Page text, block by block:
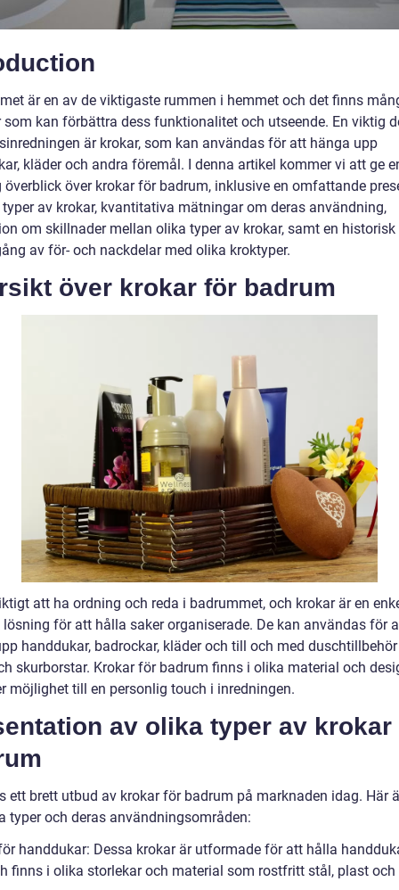
är en av de viktigaste rummen i hemmet och det finns
som kan förbättra dess funktionalitet och utseende. En viktig
är krokar, som kan användas för att hänga upp
kläder och andra föremål. I denna artikel kommer vi att ge
överblick över krokar för badrum, inklusive en omfattande
av krokar, kvantitativa mätningar om deras användning,
om skillnader mellan olika typer av krokar, samt en historisk
av för- och nackdelar med olika kroktyper.
över krokar för badrum
att ha ordning och reda i badrummet, och krokar är en
för att hålla saker organiserade. De kan användas för
handdukar, badrockar, kläder och till och med
skurborstar. Krokar för badrum finns i olika material och
möjlighet till en personlig touch i inredningen.
av olika typer av krokar
ett brett utbud av krokar för badrum på marknaden idag. Här
typer och deras användningsområden:
handdukar: Dessa krokar är utformade för att hålla
finns i olika storlekar och material som rostfritt stål, plast och